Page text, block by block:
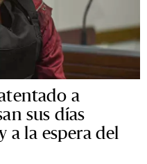
a
sus días
a la espera del